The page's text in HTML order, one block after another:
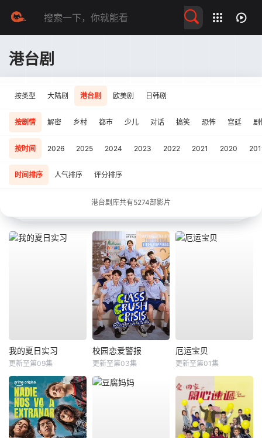
港台剧
按类型 大陆剧 港台剧 欧美剧 日韩剧
按剧情 解密 乡村 都市 少儿 对话 搞笑 恐怖 宫廷 剧
按时间 2026 2025 2024 2023 2022 2021 2020
时间排序 人气排序 评分排序
港台剧库共有5274部影片
我的夏日实习
更新至第09集
校园恋爱警报
更新至第03集
厄运宝贝
更新至第01集